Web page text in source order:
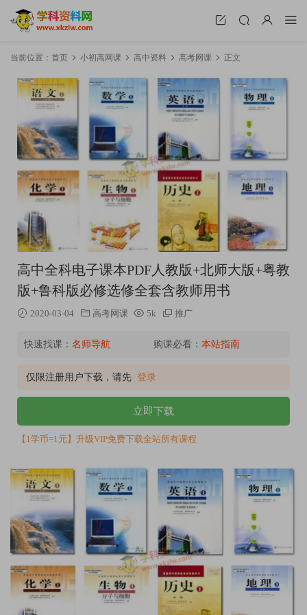
当前位置： 首页 小初高网课 高中资料 高考网课 正文
高中全科电子课本PDF人教版+北师大版+粤教
版+鲁科版必修选修全套含教师用书
2020-03-04 高考网课 5k 推广
快速找课： 名师导航 购课必看： 本站指南
仅限注册用户下载，请先 登录
立即下载
【1学币=1元】升级VIP免费下载全站所有课程